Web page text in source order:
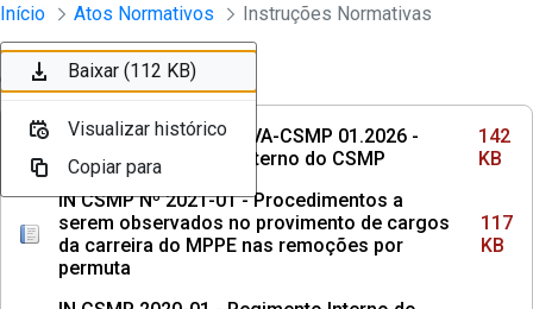
Pular para o Conteúdo principal
Instrumento jurídico - Documentos
Início Atos Normativos Instruções Normativas
Ordenar Filtro
INSTRUÇÃO NORMATIVA-CSMP 01.2026 -
Institui o Regimento Interno do CSMP
142
KB
IN CSMP Nº 2021-01 - Procedimentos a
serem observados no provimento de cargos
da carreira do MPPE nas remoções por
permuta
117
KB
Baixar (142 KB)
Visualizar histórico
Copiar para
Baixar (117 KB)
Visualizar histórico
Copiar para
Baixar (8,5 MB)
Visualizar histórico
Copiar para
Baixar (113 KB)
Visualizar histórico
Copiar para
Baixar (112 KB)
Visualizar histórico
Copiar para